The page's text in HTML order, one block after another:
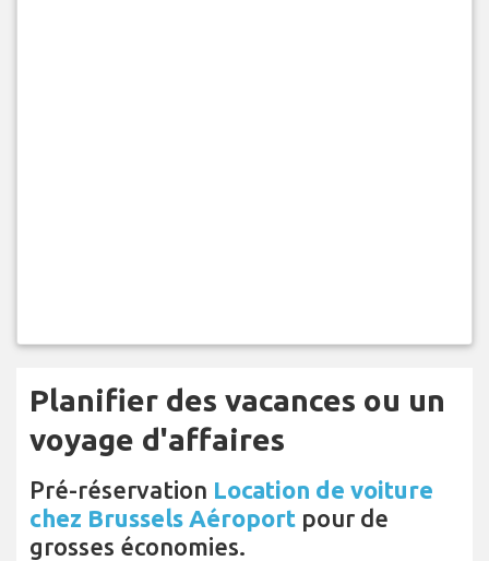
Planifier des vacances ou un
voyage d'affaires
Pré-réservation Location de voiture
chez Brussels Aéroport pour de
grosses économies.